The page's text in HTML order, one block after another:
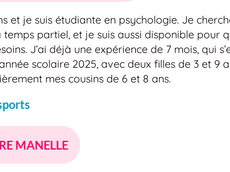
et je suis étudiante en psychologie. Je
temps partiel, et je suis aussi disponible pour
J’ai déjà une expérience de 7 mois, qui
scolaire 2025, avec deux filles de 3 et 9
mes cousins de 6 et 8 ans.
MANELLE